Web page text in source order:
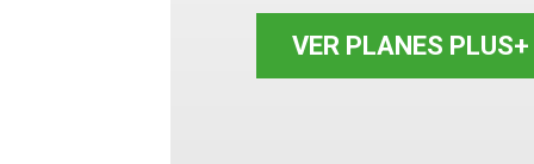
VER PLANES PLUS+